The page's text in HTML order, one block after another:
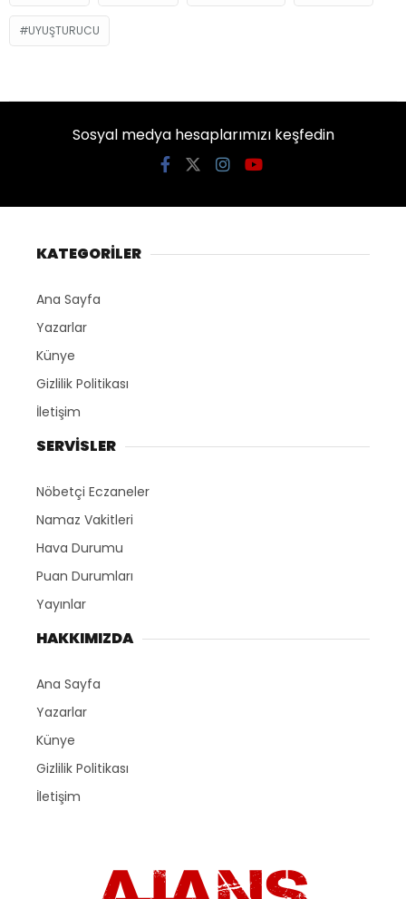
UYUŞTURUCU
Sosyal medya hesaplarımızı keşfedin
KATEGORİLER
Ana Sayfa
Yazarlar
Künye
Gizlilik Politikası
İletişim
SERVİSLER
Nöbetçi Eczaneler
Namaz Vakitleri
Hava Durumu
Puan Durumları
Yayınlar
HAKKIMIZDA
Ana Sayfa
Yazarlar
Künye
Gizlilik Politikası
İletişim